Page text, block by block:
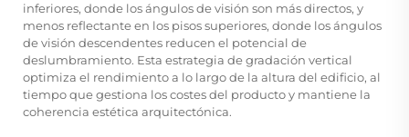
inferiores, donde los ángulos de visión son más directos, y
menos reflectante en los pisos superiores, donde los ángulos
de visión descendentes reducen el potencial de
deslumbramiento. Esta estrategia de gradación vertical
optimiza el rendimiento a lo largo de la altura del edificio, al
tiempo que gestiona los costes del producto y mantiene la
coherencia estética arquitectónica.